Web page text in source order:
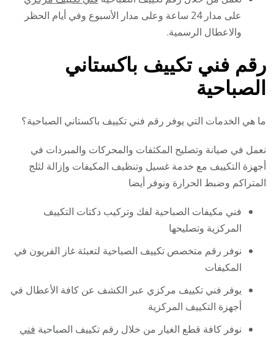
على مدار 24 ساعة وعلى مدار الأسبوع وفي أيام الحظر
والاعطال الرسمية.
رقم فني تكييف باكستاني
الصباحية
ما هي الخدمات التي يوفر رقم فني تكييف باكستاني الصباحية؟
نعمل في صيانة وتصليح المكثفات والمحركات والمبردات في
أجهزة التكييف مع خدمة غسيل وتنظيف المكيفات وإزالة لثلج
المتراكم وضبط الحرارة ونوفر أيضا
فني مكيفات الصباحية لفك وتركيب دكتات التكييف
المركزية وتصليحها
نوفر رقم متخصص تكييف الصباحية لتعبئة غاز الفريون في
المكيفات
يوفر فني تكييف مركزي عبر الكشف عن كافة الأعطال في
أجهزة التكييف المركزية
نوفر كافة قطع الغيار من خلال رقم تكييف الصباحية فني